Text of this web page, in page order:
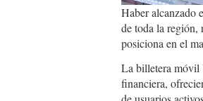
Haber alcanzado
de toda la región,
posiciona en el
La billetera móvil
financiera,